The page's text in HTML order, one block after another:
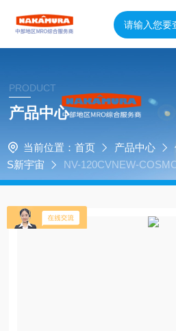
PRODUCT
产品中心
当前位置： 首页 产品中心
S新宇宙
NV-120CVNEW-
体检测报警器